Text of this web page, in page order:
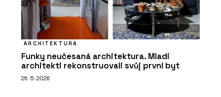
ARCHITEKTURA
Funky neučesaná architektura. Mladí
architekti rekonstruovali svůj první byt
26. 5. 2026